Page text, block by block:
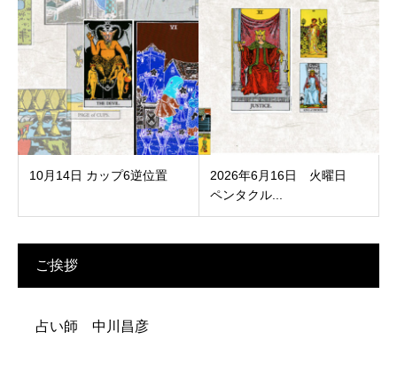
10月14日 カップ6逆位置
2026年6月16日 火曜日
ペンタクル...
ご挨拶
占い師 中川昌彦